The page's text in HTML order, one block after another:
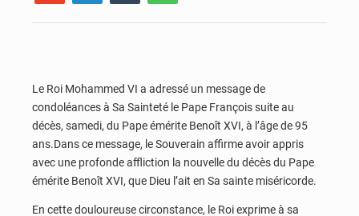
Le Roi Mohammed VI a adressé un message de
condoléances à Sa Sainteté le Pape François suite au
décès, samedi, du Pape émérite Benoît XVI, à l’âge de 95
ans.Dans ce message, le Souverain affirme avoir appris
avec une profonde affliction la nouvelle du décès du Pape
émérite Benoît XVI, que Dieu l’ait en Sa sainte miséricorde.
En cette douloureuse circonstance, le Roi exprime à sa